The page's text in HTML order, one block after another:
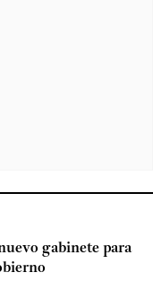
gabinete para